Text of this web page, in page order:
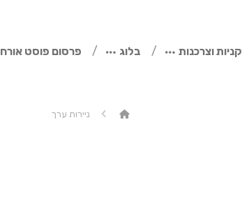
קניות וצרכנות בלוג פרסום פוסט אורח
ניירות ערך